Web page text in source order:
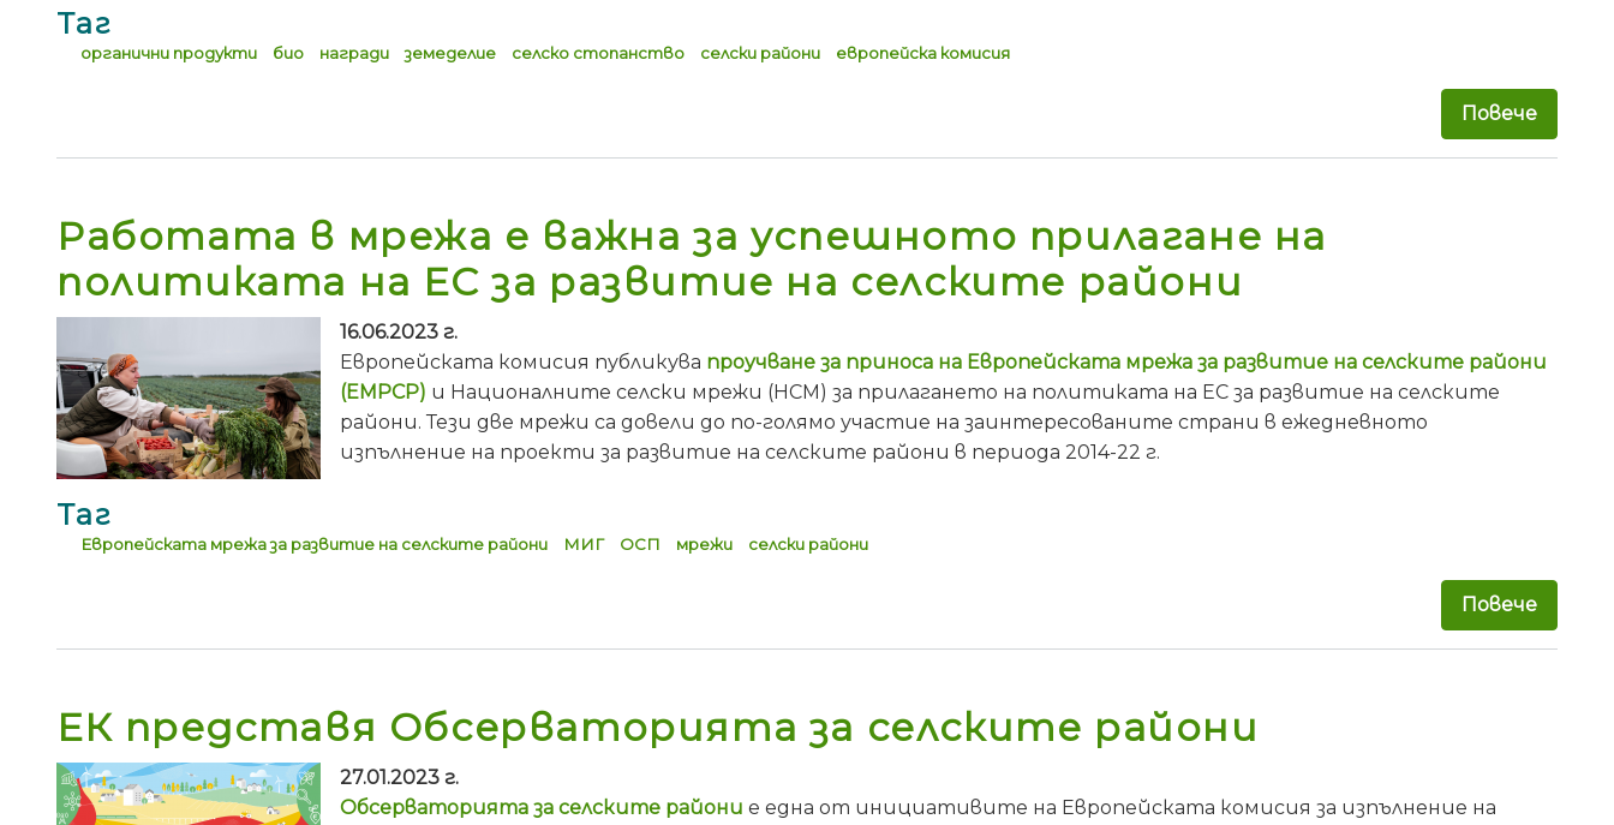
Таг
органични продукти био награди земеделие селско стопанство селски райони европейска комисия
Повече
Работата в мрежа е важна за успешното прилагане на
политиката на ЕС за развитие на селските райони
16.06.2023 г.
Европейската комисия публикува проучване за приноса на Европейската мрежа за развитие на селските райони
(ЕМРСР) и Националните селски мрежи (НСМ) за прилагането на политиката на ЕС за развитие на селските
райони. Тези две мрежи са довели до по-голямо участие на заинтересованите страни в ежедневното
изпълнение на проекти за развитие на селските райони в периода 2014-22 г.
Таг
Европейската мрежа за развитие на селските райони МИГ ОСП мрежи селски райони
Повече
ЕК представя Обсерваторията за селските райони
27.01.2023 г.
Обсерваторията за селските райони е една от инициативите на Европейската комисия за изпълнение на